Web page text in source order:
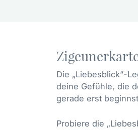
Die „Liebesblick“-
deine Gefühle, die
gerade erst
Probiere die